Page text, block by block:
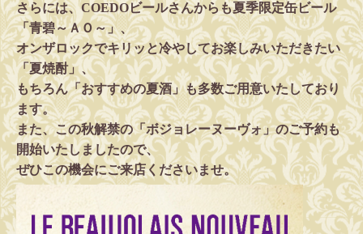
さらには、COEDOビールさんからも夏季限定缶ビール
「青碧～ＡＯ～」、
オンザロックでキリッと冷やしてお楽しみいただきたい
「夏焼酎」、
もちろん「おすすめの夏酒」も多数ご用意いたしており
ます。
また、この秋解禁の「ボジョレーヌーヴォ」のご予約も
開始いたしましたので、
ぜひこの機会にご来店くださいませ。